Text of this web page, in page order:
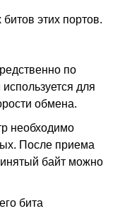
этих портов.
по
для
обмена.
необходимо
После приема
байт можно
бита